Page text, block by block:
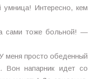
умница! Интересно, кем
сами тоже больной! —
меня просто обеденный
Вон напарник идет со